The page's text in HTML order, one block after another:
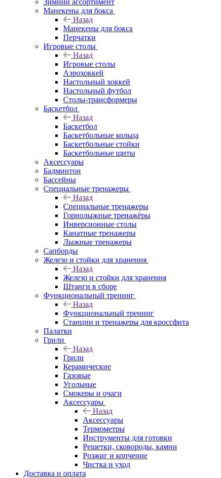
Зимний ассортимент
Манекены для бокса
Назад
Манекены для бокса
Перчатки
Игровые столы
Назад
Игровые столы
Аэрохоккей
Настольный хоккей
Настольный футбол
Столы-трансформеры
Баскетбол
Назад
Баскетбол
Баскетбольные кольца
Баскетбольные стойки
Баскетбольные щиты
Аксессуары
Бадминтон
Бассейны
Специальные тренажеры
Назад
Специальные тренажеры
Горнолыжные тренажёры
Инверсионные столы
Канатные тренажеры
Лыжные тренажеры
Сапборды
Железо и стойки для хранения
Назад
Железо и стойки для хранения
Штанги в сборе
Функциональный тренинг
Назад
Функциональный тренинг
Станции и тренажеры для кроссфита
Палатки
Грили
Назад
Грили
Керамические
Газовые
Угольные
Смокеры и очаги
Аксессуары
Назад
Аксессуары
Термометры
Инструменты для готовки
Решетки, сковороды, камни
Розжиг и копчение
Чистка и уход
Доставка и оплата